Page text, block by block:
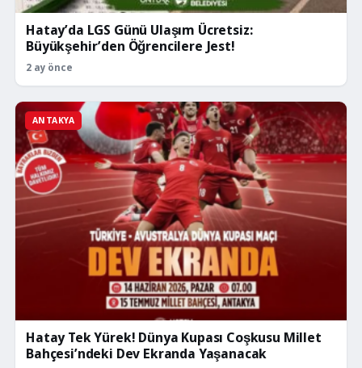
Hatay’da LGS Günü Ulaşım Ücretsiz:
Büyükşehir’den Öğrencilere Jest!
2 ay önce
ANTAKYA
Hatay Tek Yürek! Dünya Kupası Coşkusu Millet
Bahçesi’ndeki Dev Ekranda Yaşanacak